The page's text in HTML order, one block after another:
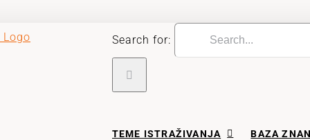
Search for:
TEME ISTRAŽIVANJA BAZA